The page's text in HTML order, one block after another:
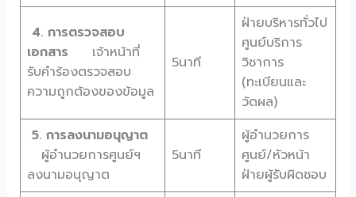
4. การตรวจสอบ
เอกสาร เจ้าหน้าที่
รับคำร้องตรวจสอบ
ความถูกต้องของข้อมูล
5นาที
ฝ่ายบริหารทั่วไป
ศูนย์บริการ
วิชาการ
(ทะเบียนและ
วัดผล)
5. การลงนามอนุญาต
ผู้อำนวยการศูนย์ฯ
ลงนามอนุญาต
5นาที
ผู้อำนวยการ
ศูนย์/หัวหน้า
ฝ่ายผู้รับผิดชอบ